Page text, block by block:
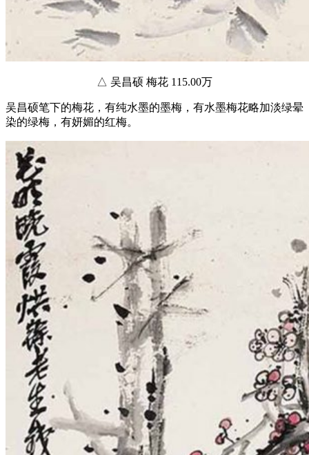
△ 吴昌硕 梅花 115.00万
吴昌硕笔下的梅花，有纯水墨的墨梅，有水墨梅花略加淡绿晕
染的绿梅，有妍媚的红梅。